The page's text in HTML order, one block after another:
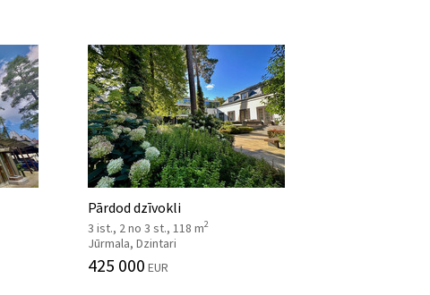
Pārdod dzīvokli
3 ist., 2 no 3 st., 118 m2
Jūrmala, Dzintari
425 000 EUR